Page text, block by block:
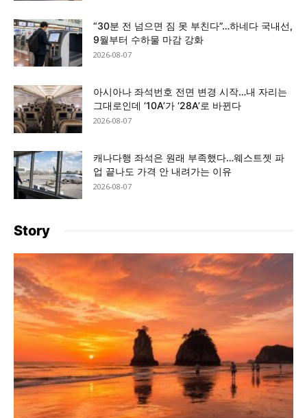
“30분 전 넘으면 짐 못 부친다”…하네다 국내선,
9월부터 수하물 마감 강화
2026-08-07
아시아나 좌석번호 전면 변경 시작…내 자리는
그대로인데 ‘10A’가 ‘28A’로 바뀐다
2026-08-07
캐나다행 좌석은 원래 부족했다…웨스트젯 파
업 끝나도 가격 안 내려가는 이유
2026-08-07
Story